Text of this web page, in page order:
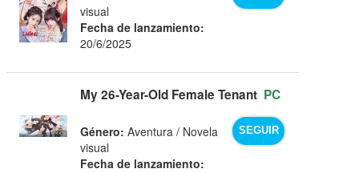
visual
Fecha de lanzamiento:
20/6/2025
My 26-Year-Old Female Tenant PC
SEGUIR
Género: Aventura / Novela
visual
Fecha de lanzamiento: